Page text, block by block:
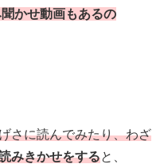
かせ動画もあるの
さに読んでみたり、わざ
みきかせをすると、